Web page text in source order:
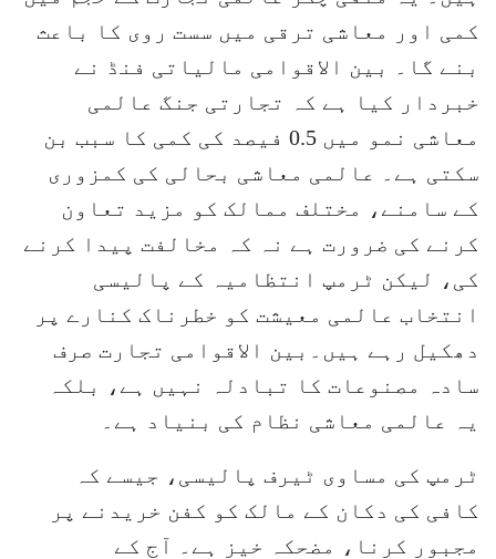
کمی اور معاشی ترقی میں سست روی کا باعث
بنے گا۔ بین الاقوامی مالیاتی فنڈ نے
خبردار کیا ہے کہ تجارتی جنگ عالمی
معاشی نمو میں 0.5 فیصد کی کمی کا سبب بن
سکتی ہے۔ عالمی معاشی بحالی کی کمزوری
کے سامنے، مختلف ممالک کو مزید تعاون
کرنے کی ضرورت ہے نہ کہ مخالفت پیدا کرنے
کی، لیکن ٹرمپ انتظامیہ کے پالیسی
انتخاب عالمی معیشت کو خطرناک کنارے پر
دھکیل رہے ہیں۔بین الاقوامی تجارت صرف
سادہ مصنوعات کا تبادلہ نہیں ہے، بلکہ
یہ عالمی معاشی نظام کی بنیاد ہے۔
ٹرمپ کی مساوی ٹیرف پالیسی، جیسے کہ
کافی کی دکان کے مالک کو کفن خریدنے پر
مجبور کرنا، مضحکہ خیز ہے۔ آج کے